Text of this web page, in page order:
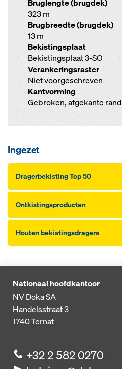
Bruglengte (brugdek)
323 m
Brugbreedte (brugdek)
13 m
Bekistingsplaat
Bekistingsplaat 3-SO
Verankeringsraster
Niet voorgeschreven
Kantvorming
Gebroken, afgekante rand
Ingezet
Dragerbekisting Top 50
Ontkistingsproducten
Houten bekistingsdragers
Nationaal hoofdkantoor
NV Doka SA
Handelsstraat 3
1740Ternat
+32 2 582 0270